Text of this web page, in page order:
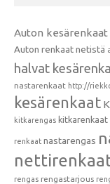
Auton kesärenkaat
Auton renkaat netistä
halvat
nastarenkaat http://
kesärenkaat
kitkarengas kitkarenkaat
renkaat nastarengas
rengas rengastarjous